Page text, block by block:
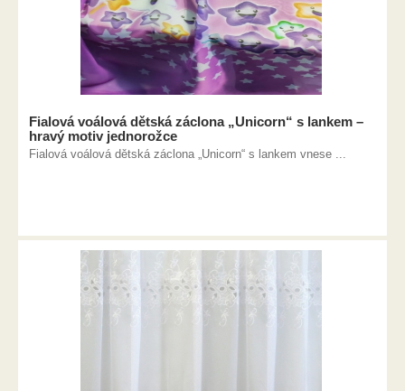
Fialová voálová dětská záclona „Unicorn“ s lankem –
hravý motiv jednorožce
Fialová voálová dětská záclona „Unicorn“ s lankem vnese ...